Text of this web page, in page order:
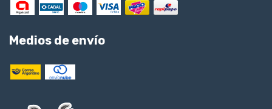
Medios de envío